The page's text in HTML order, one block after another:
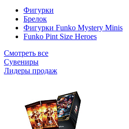
Фигурки
Брелок
Фигурки Funko Mystery Minis
Funko Pint Size Heroes
Смотреть все
Сувениры
Лидеры продаж